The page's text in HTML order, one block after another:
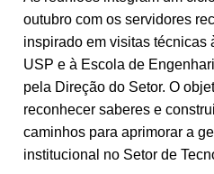
outubro com os servidores
inspirado em visitas técnicas
USP e à Escola de
pela Direção do Setor. O
reconhecer saberes e
caminhos para aprimorar a
institucional no Setor de